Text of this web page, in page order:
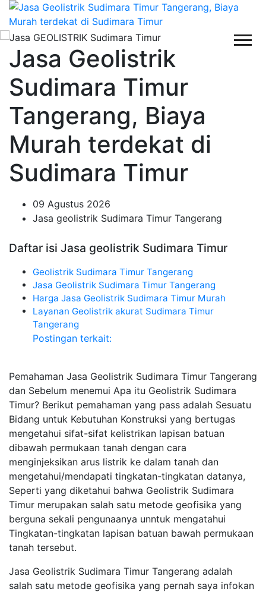
Jasa Geolistrik
Sudimara Timur
Tangerang, Biaya
Murah terdekat di
Sudimara Timur
09 Agustus 2026
Jasa geolistrik Sudimara Timur Tangerang
Daftar isi Jasa geolistrik Sudimara Timur
Geolistrik Sudimara Timur Tangerang
Jasa Geolistrik Sudimara Timur Tangerang
Harga Jasa Geolistrik Sudimara Timur Murah
Layanan Geolistrik akurat Sudimara Timur
Tangerang
Postingan terkait:
Pemahaman Jasa Geolistrik Sudimara Timur Tangerang
dan Sebelum menemui Apa itu Geolistrik Sudimara
Timur? Berikut pemahaman yang pass adalah Sesuatu
Bidang untuk Kebutuhan Konstruksi yang bertugas
mengetahui sifat-sifat kelistrikan lapisan batuan
dibawah permukaan tanah dengan cara
menginjeksikan arus listrik ke dalam tanah dan
mengetahui/mendapati tingkatan-tingkatan datanya,
Seperti yang diketahui bahwa Geolistrik Sudimara
Timur merupakan salah satu metode geofisika yang
berguna sekali pengunaanya unntuk mengatahui
Tingkatan-tingkatan lapisan batuan bawah permukaan
tanah tersebut.
Jasa Geolistrik Sudimara Timur Tangerang adalah
salah satu metode geofisika yang pernah saya infokan